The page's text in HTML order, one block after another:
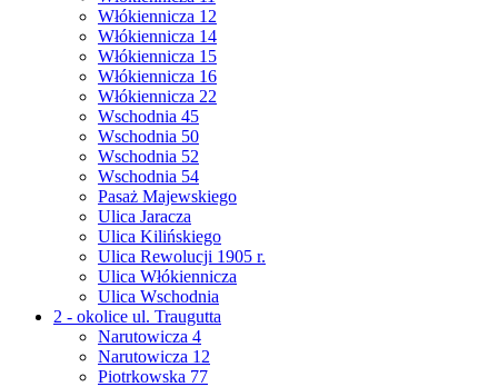
Włókiennicza 12
Włókiennicza 14
Włókiennicza 15
Włókiennicza 16
Włókiennicza 22
Wschodnia 45
Wschodnia 50
Wschodnia 52
Wschodnia 54
Pasaż Majewskiego
Ulica Jaracza
Ulica Kilińskiego
Ulica Rewolucji 1905 r.
Ulica Włókiennicza
Ulica Wschodnia
2 - okolice ul. Traugutta
Narutowicza 4
Narutowicza 12
Piotrkowska 77